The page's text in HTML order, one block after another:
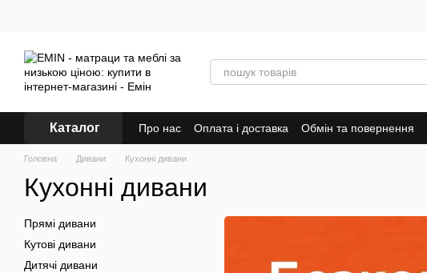
Каталог Про нас Оплата і доставка Обмін та повернення
Головна Дивани Кухонні дивани
Кухонні дивани
Прямі дивани
Кутові дивани
Дитячі дивани